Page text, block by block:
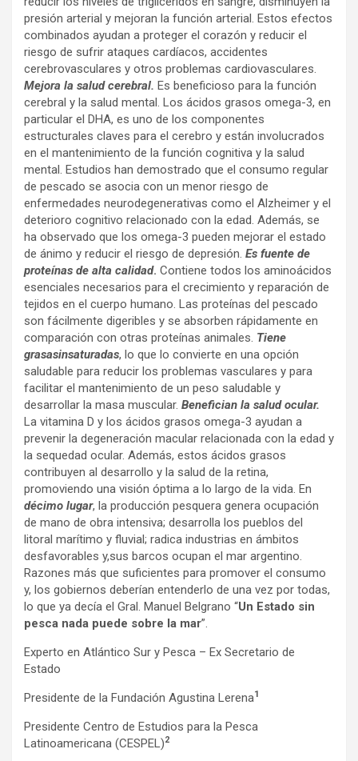
presión arterial y mejoran la función arterial. Estos efectos
combinados ayudan a proteger el corazón y reducir el
riesgo de sufrir ataques cardíacos, accidentes
cerebrovasculares y otros problemas cardiovasculares.
Mejora la salud cerebral. Es beneficioso para la función
cerebral y la salud mental. Los ácidos grasos omega-3, en
particular el DHA, es uno de los componentes
estructurales claves para el cerebro y están involucrados
en el mantenimiento de la función cognitiva y la salud
mental. Estudios han demostrado que el consumo regular
de pescado se asocia con un menor riesgo de
enfermedades neurodegenerativas como el Alzheimer y el
deterioro cognitivo relacionado con la edad. Además, se
ha observado que los omega-3 pueden mejorar el estado
de ánimo y reducir el riesgo de depresión. Es fuente de
proteínas de alta calidad. Contiene todos los aminoácidos
esenciales necesarios para el crecimiento y reparación de
tejidos en el cuerpo humano. Las proteínas del pescado
son fácilmente digeribles y se absorben rápidamente en
comparación con otras proteínas animales. Tiene
grasasinsaturadas, lo que lo convierte en una opción
saludable para reducir los problemas vasculares y para
facilitar el mantenimiento de un peso saludable y
desarrollar la masa muscular. Benefician la salud ocular.
La vitamina D y los ácidos grasos omega-3 ayudan a
prevenir la degeneración macular relacionada con la edad y
la sequedad ocular. Además, estos ácidos grasos
contribuyen al desarrollo y la salud de la retina,
promoviendo una visión óptima a lo largo de la vida. En
décimo lugar, la producción pesquera genera ocupación
de mano de obra intensiva; desarrolla los pueblos del
litoral marítimo y fluvial; radica industrias en ámbitos
desfavorables y,sus barcos ocupan el mar argentino.
Razones más que suficientes para promover el consumo
y, los gobiernos deberían entenderlo de una vez por todas,
lo que ya decía el Gral. Manuel Belgrano “Un Estado sin
pesca nada puede sobre la mar”.
Experto en Atlántico Sur y Pesca – Ex Secretario de
Estado
Presidente de la Fundación Agustina Lerena1
Presidente Centro de Estudios para la Pesca
Latinoamericana (CESPEL)2